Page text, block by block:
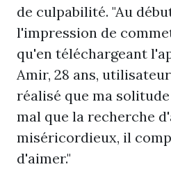
de culpabilité. "Au
l'impression de
qu'en téléchargeant
Amir, 28 ans,
réalisé que ma
mal que la recherche
miséricordieux, il
d'aimer."